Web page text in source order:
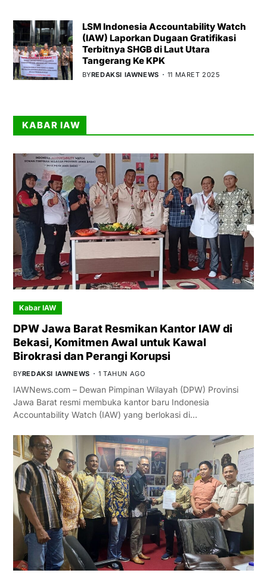
LSM Indonesia Accountability Watch
(IAW) Laporkan Dugaan Gratifikasi
Terbitnya SHGB di Laut Utara
Tangerang Ke KPK
BYREDAKSI IAWNEWS 11 MARET 2025
KABAR IAW
Kabar IAW
DPW Jawa Barat Resmikan Kantor IAW di
Bekasi, Komitmen Awal untuk Kawal
Birokrasi dan Perangi Korupsi
BYREDAKSI IAWNEWS 1 TAHUN AGO
IAWNews.com – Dewan Pimpinan Wilayah (DPW) Provinsi
Jawa Barat resmi membuka kantor baru Indonesia
Accountability Watch (IAW) yang berlokasi di…